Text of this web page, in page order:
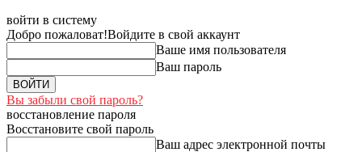
войти в систему
Добро пожаловат!Войдите в свой аккаунт
Ваше имя пользователя
Ваш пароль
Вы забыли свой пароль?
восстановление пароля
Восстановите свой пароль
Ваш адрес электронной почты